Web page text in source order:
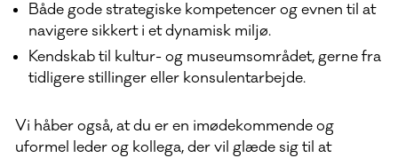
Både gode strategiske kompetencer og evnen til at
navigere sikkert i et dynamisk miljø.
Kendskab til kultur- og museumsområdet, gerne fra
tidligere stillinger eller konsulentarbejde.
Vi håber også, at du er en imødekommende og
uformel leder og kollega, der vil glæde sig til at